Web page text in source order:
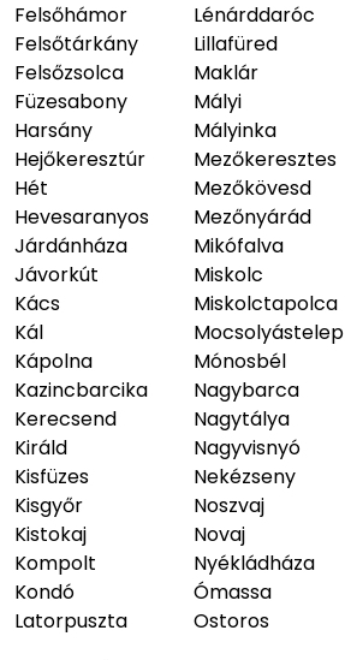
Felsőhámor
Felsőtárkány
Felsőzsolca
Füzesabony
Harsány
Hejőkeresztúr
Hét
Hevesaranyos
Járdánháza
Jávorkút
Kács
Kál
Kápolna
Kazincbarcika
Kerecsend
Királd
Kisfüzes
Kisgyőr
Kistokaj
Kompolt
Kondó
Latorpuszta
Lénárddaróc
Lillafüred
Maklár
Mályi
Mályinka
Mezőkeresztes
Mezőkövesd
Mezőnyárád
Mikófalva
Miskolc
Miskolctapolca
Mocsolyástelep
Mónosbél
Nagybarca
Nagytálya
Nagyvisnyó
Nekézseny
Noszvaj
Novaj
Nyékládháza
Ómassa
Ostoros